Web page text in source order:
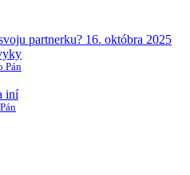
partnerku? 16. októbra 2025
Pán
iní